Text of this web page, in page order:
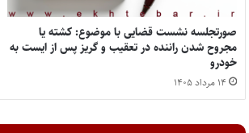
صورتجلسه نشست قضایی با موضوع: کشته یا
مجروح شدن راننده در تعقیب و گریز پس از ایست به
خودرو
۱۴ مرداد ۱۴۰۵